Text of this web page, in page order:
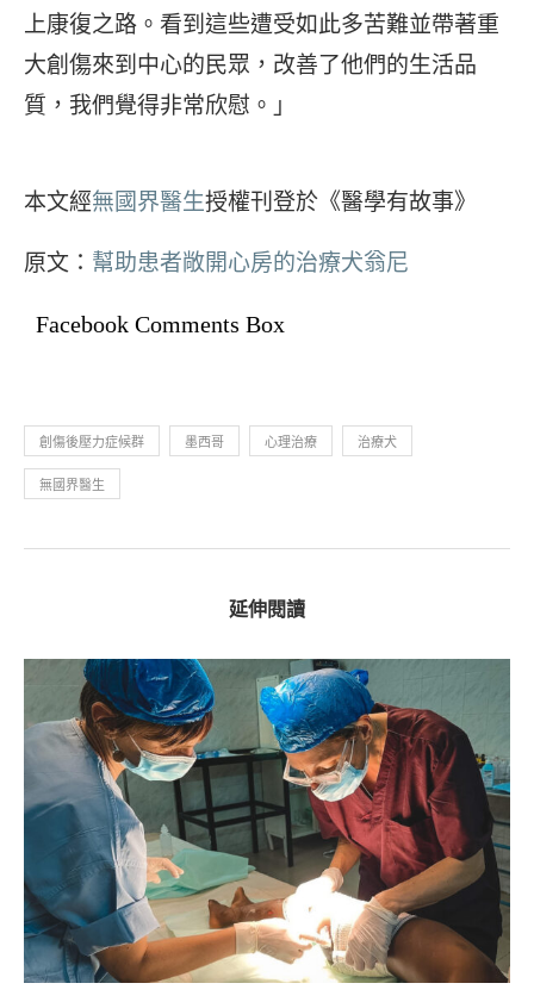
上康復之路。看到這些遭受如此多苦難並帶著重
大創傷來到中心的民眾，改善了他們的生活品
質，我們覺得非常欣慰。」
本文經無國界醫生授權刊登於《醫學有故事》
原文： 幫助患者敞開心房的治療犬翁尼
Facebook Comments Box
創傷後壓力症候群 墨西哥 心理治療 治療犬
無國界醫生
延伸閱讀